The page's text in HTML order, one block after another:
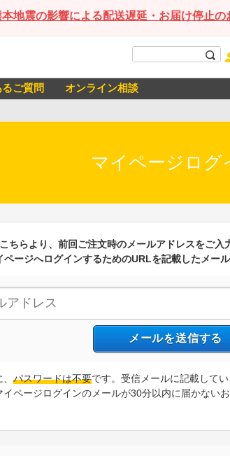
本地震の影響による配送遅延・お届け停止の
ご質問 オンライン相談
マイページログ
こちらより、前回ご注文時のメールアドレスをご入
ページへログインするためのURLを記載したメー
、パスワードは不要です。受信メールに記載して
イページログインのメールが30分以内に届かない